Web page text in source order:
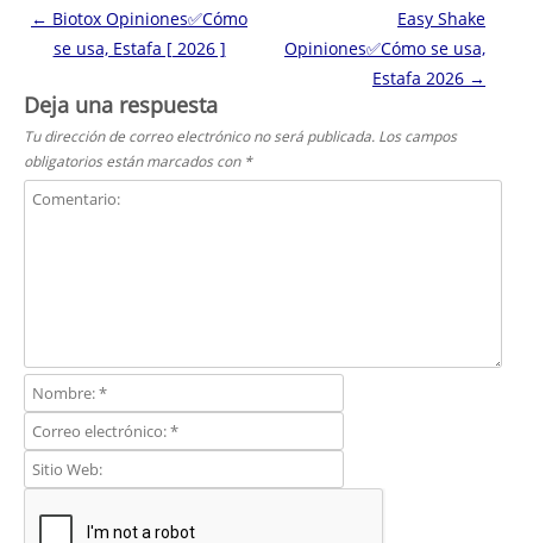
Navegación de entradas
← Biotox Opiniones✅Cómo
se usa, Estafa [ 2026 ]
Easy Shake
Opiniones✅Cómo se usa,
Estafa 2026 →
Deja una respuesta
Tu dirección de correo electrónico no será publicada. Los campos
obligatorios están marcados con *